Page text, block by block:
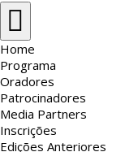
Home
Programa
Oradores
Patrocinadores
Media Partners
Inscrições
Edições Anteriores